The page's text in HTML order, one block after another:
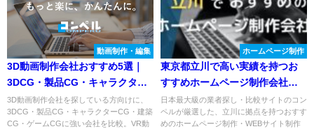
動画制作・編集
3D動画制作会社おすすめ5選｜
3DCG・製品CG・キャラクター
CGに強い会社を比較
3D動画制作会社を探している方向けに、
3DCG・製品CG・キャラクターCG・建築
CG・ゲームCGに強い会社を比較。VR動
ホームページ制作
東京都立川で高い実績を持つお
すすめホームページ制作会社５
選
日本最大級の業者探し・比較サイトのコン
ペルが厳選した、立川に拠点を持つおすす
めのホームページ制作・WEBサイト制作